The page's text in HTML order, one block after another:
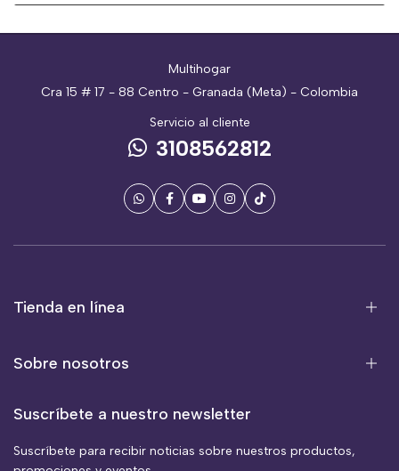
Multihogar
Cra 15 # 17 - 88 Centro - Granada (Meta) - Colombia
Servicio al cliente
3108562812
Tienda en línea
Sobre nosotros
Suscríbete a nuestro newsletter
Suscríbete para recibir noticias sobre nuestros productos,